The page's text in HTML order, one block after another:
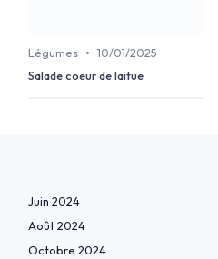
Légumes • 10/01/2025
Salade coeur de laitue
Juin 2024
Août 2024
Octobre 2024